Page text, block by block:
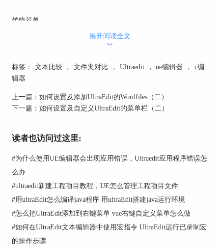
传统菜单
UltraEdit的传统菜单也是由两部分组成：下拉式菜
单和工具栏。使用者通过点击打开下拉菜单，查找
加到工具栏上。
图2：传统菜单界面
UltraEdit在默认使用现代菜单的基础上，还保留传
统菜单，完全体现了一切为用户的理念。小伙伴可
以根据自己的使用习惯，在现代菜单和传统菜单之
展开阅读全文
︾
标签： 文本比较 ， 文件夹对比 ， Ultraedit ， ue编辑器 ，
c编
辑器
上一篇： 如何设置及添加UltraEdit的Wordfiles（二）
下一篇： 如何设置及自定义UltraEdit的菜单栏（二）
读者也访问过这里:
#为什么使用UE编辑器会出现应用错误，Ultraedit应用程序错误怎
么办
#ultraedit新建工程项目教程，UE怎么管理工程项目文件
#用ultraEdit怎么编译java程序 用ultraEdit搭建java运行环境
#怎么把UltraEdit添加到右键菜单 vue右键自定义菜单怎么做
#如何在UltraEdit文本编辑器中使用宏指令 UltraEdit运行已录制宏
的操作步骤